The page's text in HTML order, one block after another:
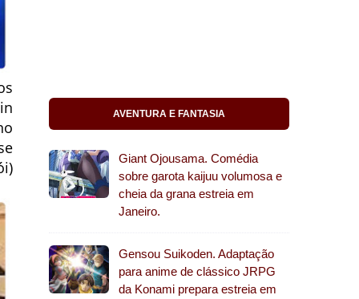
AVENTURA E FANTASIA
Giant Ojousama. Comédia
sobre garota kaijuu volumosa e
cheia da grana estreia em
Janeiro.
Gensou Suikoden. Adaptação
para anime de clássico JRPG
da Konami prepara estreia em